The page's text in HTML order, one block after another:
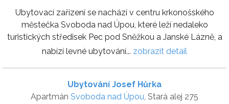
Ubytovací zařízení se nachází v centru krkonošského
městečka Svoboda nad Úpou, které leží nedaleko
turistických středisek Pec pod Sněžkou a Janské Lázně, a
nabízí levné ubytování... zobrazit detail
Ubytování Josef Hůrka
Apartmán Svoboda nad Úpou, Stará alej 275